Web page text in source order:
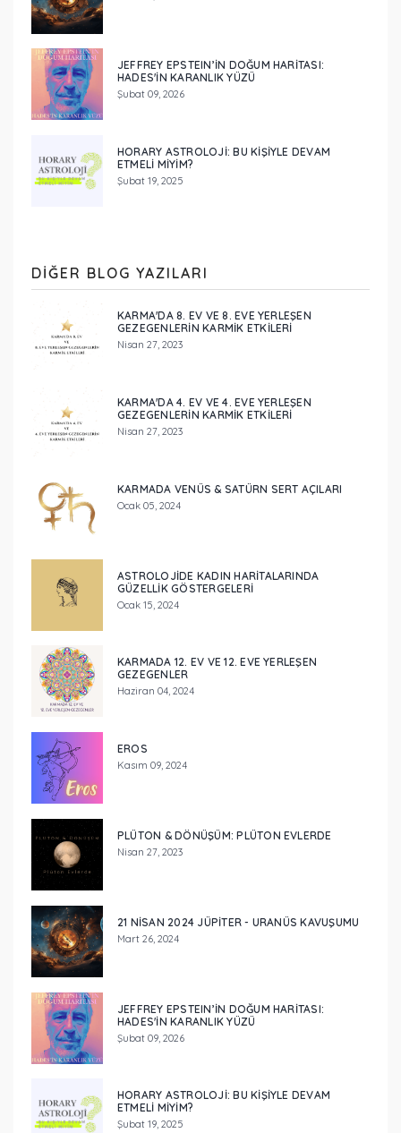
JEFFREY EPSTEIN’IN DOĞUM HARITASI:
HADES'IN KARANLIK YÜZÜ
Şubat 09, 2026
HORARY ASTROLOJI: BU KIŞIYLE DEVAM
ETMELI MIYIM?
Şubat 19, 2025
DIĞER BLOG YAZILARI
KARMA'DA 8. EV VE 8. EVE YERLEŞEN
GEZEGENLERİN KARMİK ETKİLERİ
Nisan 27, 2023
KARMA'DA 4. EV VE 4. EVE YERLEŞEN
GEZEGENLERİN KARMİK ETKİLERİ
Nisan 27, 2023
KARMADA VENÜS & SATÜRN SERT AÇILARI
Ocak 05, 2024
ASTROLOJIDE KADIN HARITALARINDA
GÜZELLIK GÖSTERGELERI
Ocak 15, 2024
KARMADA 12. EV VE 12. EVE YERLEŞEN
GEZEGENLER
Haziran 04, 2024
EROS
Kasım 09, 2024
PLÜTON & DÖNÜŞÜM: PLÜTON EVLERDE
Nisan 27, 2023
21 NISAN 2024 JÜPITER - URANÜS KAVUŞUMU
Mart 26, 2024
JEFFREY EPSTEIN’IN DOĞUM HARITASI:
HADES'IN KARANLIK YÜZÜ
Şubat 09, 2026
HORARY ASTROLOJI: BU KIŞIYLE DEVAM
ETMELI MIYIM?
Şubat 19, 2025